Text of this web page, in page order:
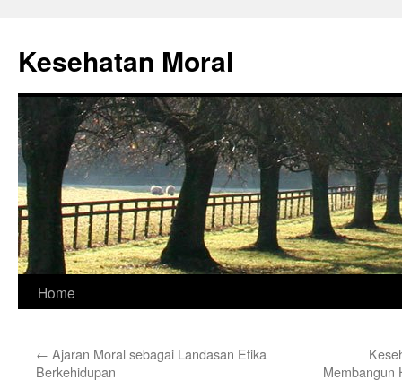
content
Kesehatan Moral
Home
← Ajaran Moral sebagai Landasan Etika
Berkehidupan
Membangun